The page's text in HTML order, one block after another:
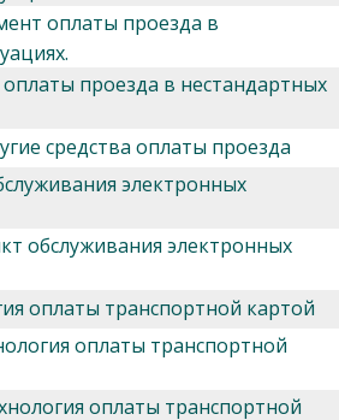
оплаты проезда в
оплаты проезда в нестандартных
средства оплаты проезда
электронных
обслуживания электронных
оплаты транспортной картой
оплаты транспортной
оплаты транспортной